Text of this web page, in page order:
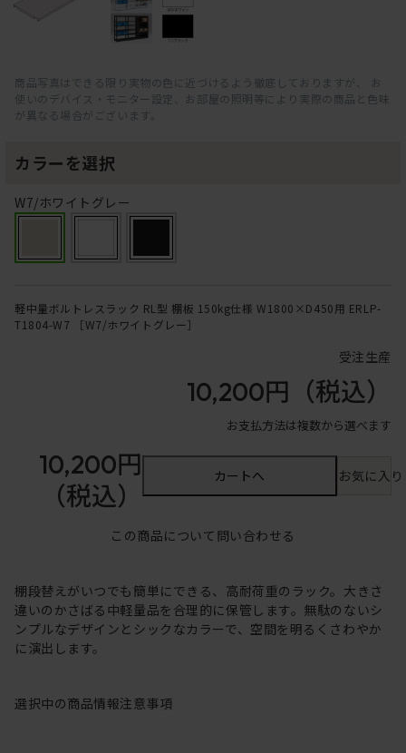
商品写真はできる限り実物の色に近づけるよう徹底しておりますが、 お
使いのデバイス・モニター設定、お部屋の照明等により実際の商品と色味
が異なる場合がございます。
カラーを選択
W7/ホワイトグレー
軽中量ボルトレスラック RL型 棚板 150kg仕様 W1800×D450用 ERLP-
T1804-W7 ［W7/ホワイトグレー］
受注生産
10,200円 （税込）
お支払方法は複数から選べます
10,200円
（税込）
カートへ お気に入
この商品について問い合わせる
棚段替えがいつでも簡単にできる、高耐荷重のラック。大きさ
違いのかさばる中軽量品を合理的に保管します。無駄のないシ
ンプルなデザインとシックなカラーで、空間を明るくさわやか
に演出します。
選択中の商品情報注意事項